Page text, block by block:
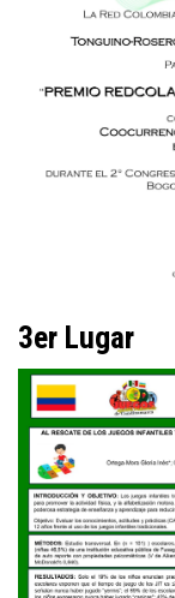
3er Lugar